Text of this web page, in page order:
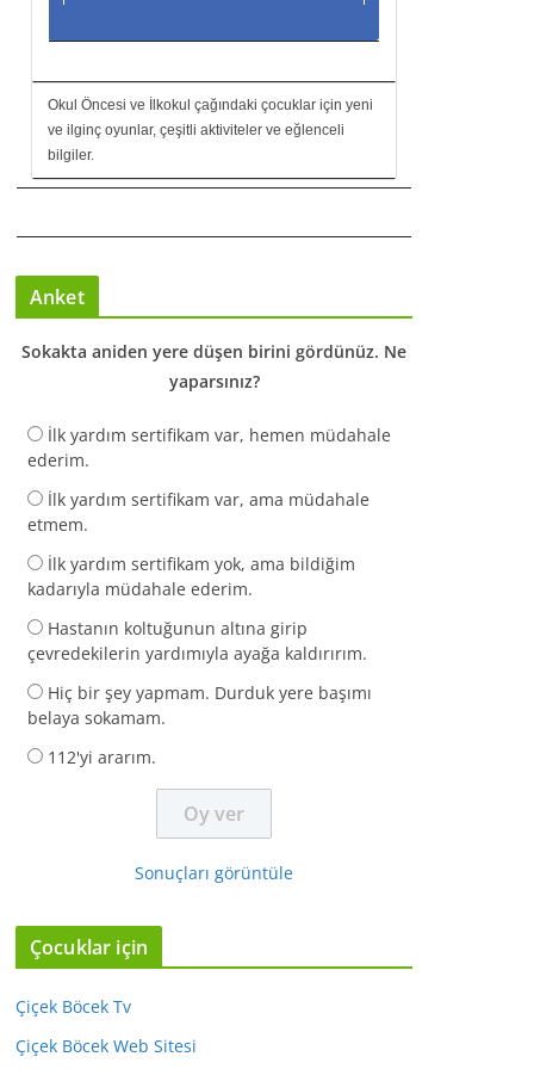
Okul Öncesi ve İlkokul çağındaki çocuklar için yeni
ve ilginç oyunlar, çeşitli aktiviteler ve eğlenceli
bilgiler.
Anket
Sokakta aniden yere düşen birini gördünüz. Ne
yaparsınız?
İlk yardım sertifikam var, hemen müdahale
ederim.
İlk yardım sertifikam var, ama müdahale
etmem.
İlk yardım sertifikam yok, ama bildiğim
kadarıyla müdahale ederim.
Hastanın koltuğunun altına girip
çevredekilerin yardımıyla ayağa kaldırırım.
Hiç bir şey yapmam. Durduk yere başımı
belaya sokamam.
112'yi ararım.
Sonuçları görüntüle
Çocuklar için
Çiçek Böcek Tv
Çiçek Böcek Web Sitesi